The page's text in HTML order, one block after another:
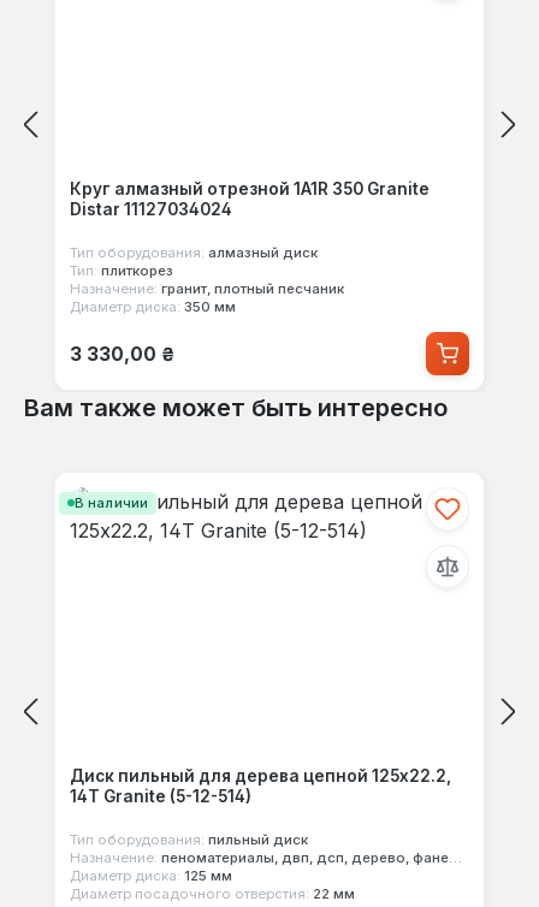
Круг алмазный отрезной 1A1R 350 Granite
Distar 11127034024
Тип оборудования: алмазный диск
Тип: плиткорез
Назначение: гранит, плотный песчаник
Диаметр диска: 350 мм
Обычная цена:
3 330,00 ₴
Вам также может быть интересно
В наличии
Диск пильный для дерева цепной 125x22.2,
14Т Granite (5-12-514)
Тип оборудования: пильный диск
Назначение: пеноматериалы, двп, дсп, дерево, фанера, мдф
Диаметр диска: 125 мм
Диаметр посадочного отверстия: 22 мм